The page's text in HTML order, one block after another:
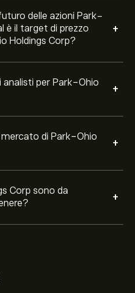
delle azioni Park-
è il target di prezzo
Holdings Corp?
+
analisti per Park-Ohio
+
mercato di Park-Ohio
+
Corp sono da
+